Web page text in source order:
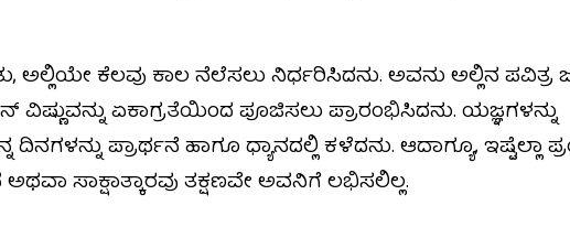
ಅಲ್ಲಿಯೇ ಕೆಲವು ಕಾಲ ನೆಲೆಸಲು ನಿರ್ಧರಿಸಿದನು. ಅವನು ಅಲ್ಲಿನ ಪವಿತ್ರ
ವಿಷ್ಣುವನ್ನು ಏಕಾಗ್ರತೆಯಿಂದ ಪೂಜಿಸಲು ಪ್ರಾರಂಭಿಸಿದನು. ಯಜ್ಞಗಳನ್ನು
ಪ್ರಾರ್ಥನೆ ಹಾಗೂ ಧ್ಯಾನದಲ್ಲಿ ಕಳೆದನು. ಆದಾಗ್ಯೂ, ಇಷ್ಟೆಲ್ಲಾ
ಸಾಕ್ಷಾತ್ಕಾರವು ತಕ್ಷಣವೇ ಅವನಿಗೆ ಲಭಿಸಲಿಲ್ಲ.